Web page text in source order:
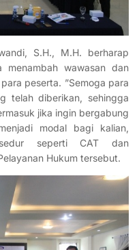
S.H., M.H. berharap
wawasan dan
peserta. ”Semoga para
telah diberikan, sehingga
jika ingin bergabung
modal bagi kalian,
seperti CAT dan
Hukum tersebut.